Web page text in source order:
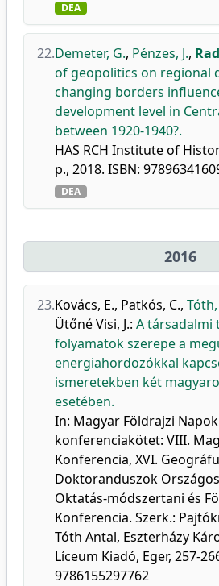
DEA
22.Demeter, G., Pénzes, J.,
of geopolitics on regional
changing borders
development level in
between 1920-1940?.
HAS RCH Institute of
p., 2018. ISBN:
DEA
2016
23.Kovács, E., Patkós, C., Tóth,
Ütőné Visi, J.: A társadalmi
folyamatok szerepe a
energiahordozókkal
ismeretekben két
esetében.
In: Magyar Földrajzi Napok
konferenciakötet: VIII.
Konferencia, XVI.
Doktoranduszok
Oktatás-módszertani és
Konferencia. Szerk.:
Tóth Antal, Eszterházy
Líceum Kiadó, Eger, 257-
9786155297762